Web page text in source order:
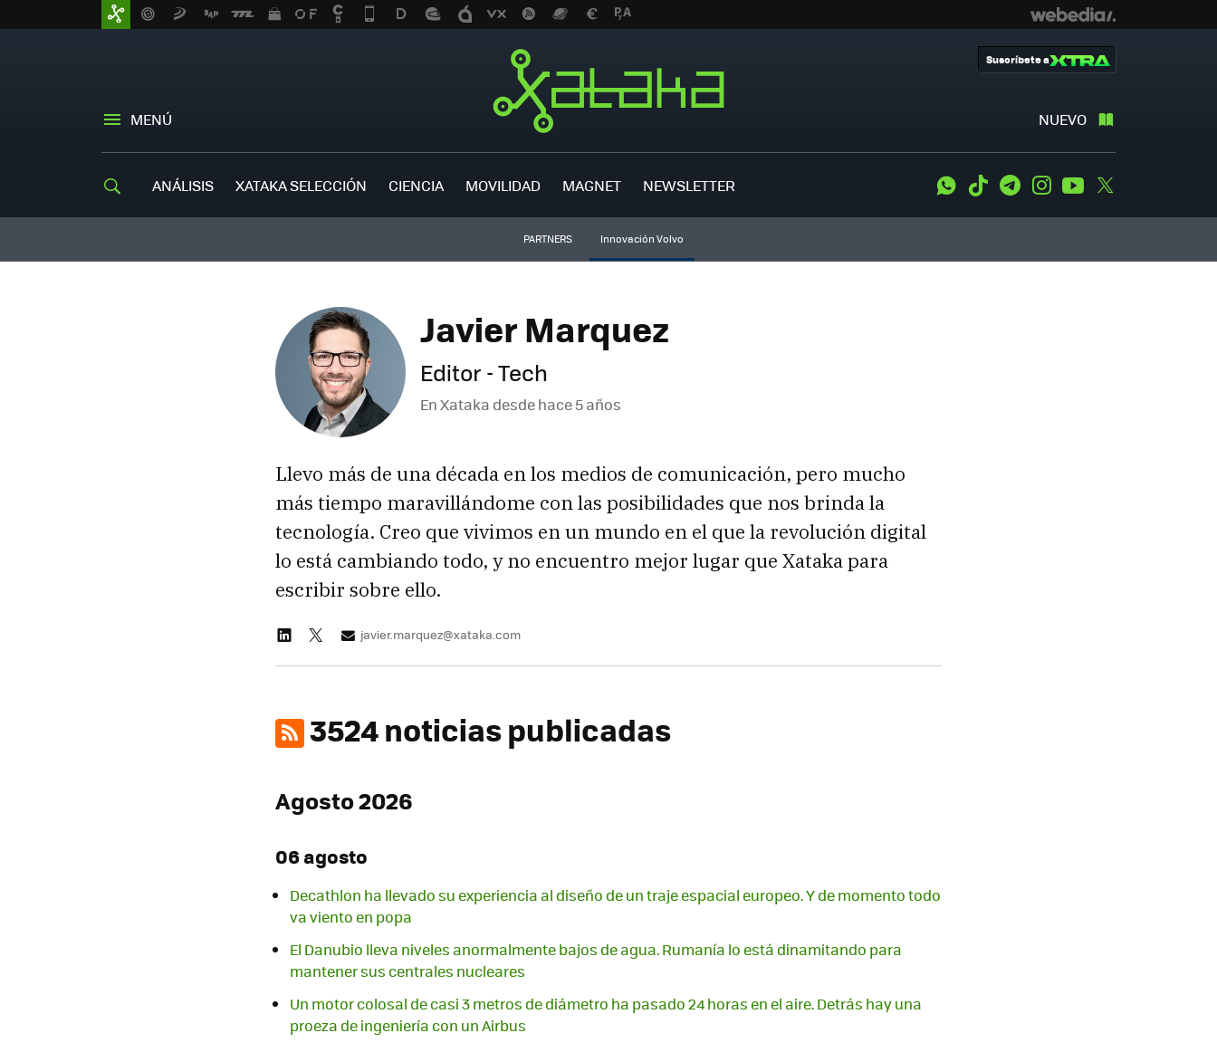
MENÚ NUEVO
Suscríbete a
ANÁLISIS XATAKA SELECCIÓN CIENCIA MOVILIDAD MAGNET NEWSLETTER WhatsApp
Tiktok TelegramInstagramYoutube
PARTNERS Innovación Volvo
Javier Marquez
Editor - Tech
En Xataka desdehace 5 años
Llevo más de una década en los medios de comunicación, pero mucho
más tiempo maravillándome con las posibilidades que nos brinda la
tecnología. Creo que vivimos en un mundo en el que la revolución digital
lo está cambiando todo, y no encuentro mejor lugar que Xataka para
escribir sobre ello.
javier.marquez@xataka.com
3524 noticias publicadas
Agosto 2026
06 agosto
Decathlon ha llevado su experiencia al diseño de un traje espacial europeo. Y de momento todo
va viento en popa
El Danubio lleva niveles anormalmente bajos de agua. Rumanía lo está dinamitando para
mantener sus centrales nucleares
Un motor colosal de casi 3 metros de diámetro ha pasado 24 horas en el aire. Detrás hay una
proeza de ingeniería con un Airbus